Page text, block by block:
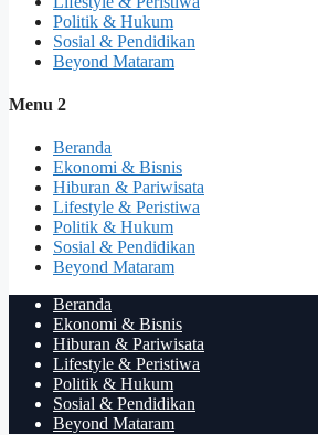
Politik & Hukum
Sosial & Pendidikan
Beyond Mataram
Menu 2
Beranda
Ekonomi & Bisnis
Hiburan & Pariwisata
Lifestyle & Peristiwa
Politik & Hukum
Sosial & Pendidikan
Beyond Mataram
Beranda
Ekonomi & Bisnis
Hiburan & Pariwisata
Lifestyle & Peristiwa
Politik & Hukum
Sosial & Pendidikan
Beyond Mataram